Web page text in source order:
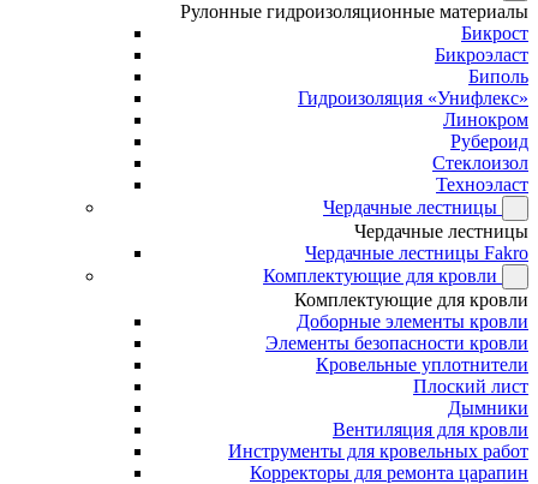
Рулонные гидроизоляционные материалы
Бикрост
Бикроэласт
Биполь
Гидроизоляция «Унифлекс»
Линокром
Рубероид
Стеклоизол
Техноэласт
Чердачные лестницы
Чердачные лестницы
Чердачные лестницы Fakro
Комплектующие для кровли
Комплектующие для кровли
Доборные элементы кровли
Элементы безопасности кровли
Кровельные уплотнители
Плоский лист
Дымники
Вентиляция для кровли
Инструменты для кровельных работ
Корректоры для ремонта царапин